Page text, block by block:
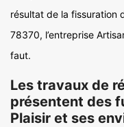
résultat de la fissuration
78370, l’entreprise
faut.
Les travaux de
présentent des
Plaisir et ses